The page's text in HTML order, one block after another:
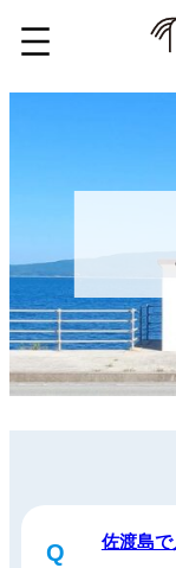
プ
Q 佐渡島で